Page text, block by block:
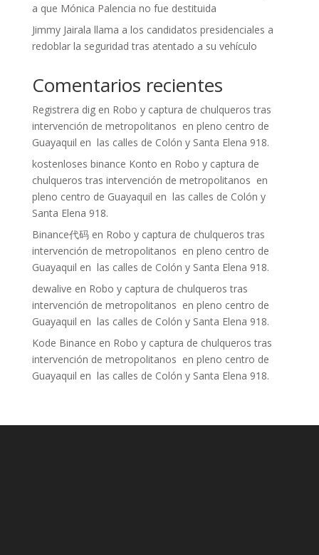
a que Mónica Palencia no fue destituida
Jimmy Jairala llama a los candidatos presidenciales a
redoblar la seguridad tras atentado a su vehículo
Comentarios recientes
Registrera digen Robo y captura de chulqueros tras
intervención de metropolitanos en pleno centro de
Guayaquil en las calles de Colón y Santa Elena 918.
kostenloses binance Konto en Robo y captura de
chulqueros tras intervención de metropolitanos en
pleno centro de Guayaquil en las calles de Colón y
Santa Elena 918.
Binance代码en Robo y captura de chulqueros tras
intervención de metropolitanos en pleno centro de
Guayaquil en las calles de Colón y Santa Elena 918.
dewalive en Robo y captura de chulqueros tras
intervención de metropolitanos en pleno centro de
Guayaquil en las calles de Colón y Santa Elena 918.
Kode Binance en Robo y captura de chulqueros tras
intervención de metropolitanos en pleno centro de
Guayaquil en las calles de Colón y Santa Elena 918.